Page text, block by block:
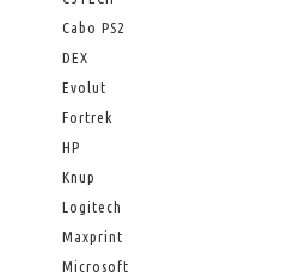
Cabo PS2
DEX
Evolut
Fortrek
HP
Knup
Logitech
Maxprint
Microsoft